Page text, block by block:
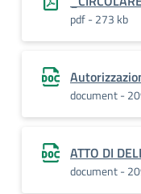
pdf - 273 kb
document -
ATTO DI
document -